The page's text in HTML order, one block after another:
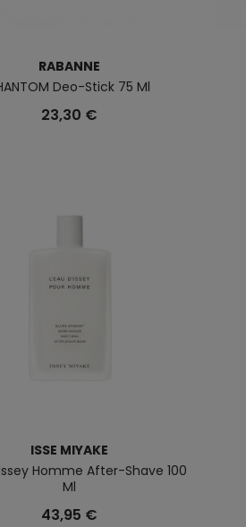
RABANNE
Deo-Stick 75 Ml
23,30 €
ISSE MIYAKE
Homme After-Shave 100
Ml
43,95 €